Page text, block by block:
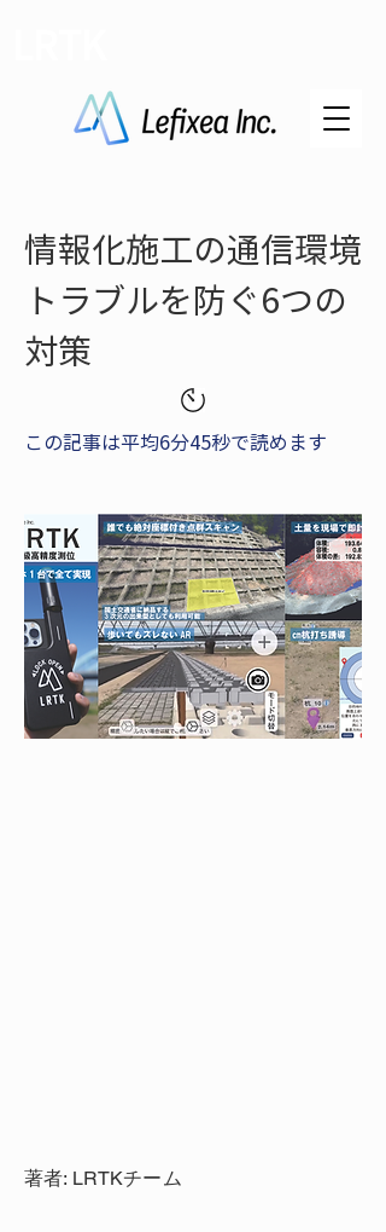
情報化施工の通信環境
トラブルを防ぐ6つの
対策
この記事は平均6分45秒で読めます
著者: LRTKチーム